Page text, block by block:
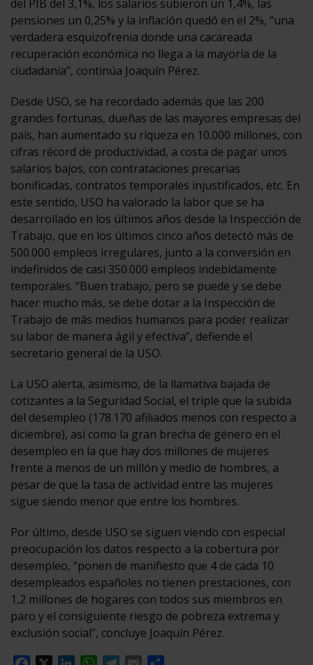
del PIB del 3,1%, los salarios subieron un 1,4%, las
pensiones un 0,25% y la inflación quedó en el 2%, “una
verdadera esquizofrenia donde una cacareada
recuperación económica no llega a la mayoría de la
ciudadanía”, continúa Joaquín Pérez.
Desde USO, se ha recordado además que las 200
grandes fortunas, dueñas de las mayores empresas del
país, han aumentado su riqueza en 10.000 millones, con
cifras récord de productividad, a costa de pagar unos
salarios bajos, con contrataciones precarias
bonificadas, contratos temporales injustificados, etc. En
este sentido, USO ha valorado la labor que se ha
desarrollado en los últimos años desde la Inspección de
Trabajo, que en los últimos cinco años detectó más de
500.000 empleos irregulares, junto a la conversión en
indefinidos de casi 350.000 empleos indebidamente
temporales. “Buen trabajo, pero se puede y se debe
hacer mucho más, se debe dotar a la Inspección de
Trabajo de más medios humanos para poder realizar
su labor de manera ágil y efectiva”, defiende el
secretario general de la USO.
La USO alerta, asimismo, de la llamativa bajada de
cotizantes a la Seguridad Social, el triple que la subida
del desempleo (178.170 afiliados menos con respecto a
diciembre), así como la gran brecha de género en el
desempleo en la que hay dos millones de mujeres
frente a menos de un millón y medio de hombres, a
pesar de que la tasa de actividad entre las mujeres
sigue siendo menor que entre los hombres.
Por último, desde USO se siguen viendo con especial
preocupación los datos respecto a la cobertura por
desempleo, “ponen de manifiesto que 4 de cada 10
desempleados españoles no tienen prestaciones, con
1,2 millones de hogares con todos sus miembros en
paro y el consiguiente riesgo de pobreza extrema y
exclusión social”, concluye Joaquín Pérez.